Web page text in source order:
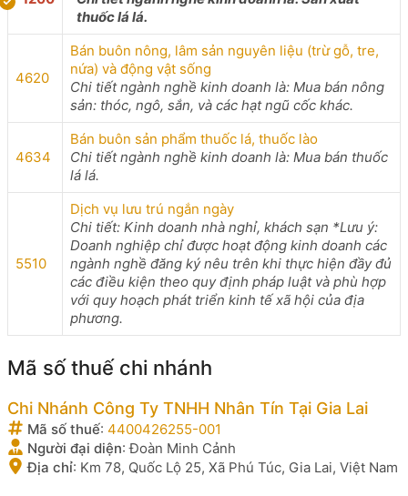
thuốc lá lá.
4620
Bán buôn nông, lâm sản nguyên liệu (trừ gỗ, tre,
nứa) và động vật sống
Chi tiết ngành nghề kinh doanh là: Mua bán nông
sản: thóc, ngô, sắn, và các hạt ngũ cốc khác.
4634
Bán buôn sản phẩm thuốc lá, thuốc lào
Chi tiết ngành nghề kinh doanh là: Mua bán thuốc
lá lá.
5510
Dịch vụ lưu trú ngắn ngày
Chi tiết: Kinh doanh nhà nghỉ, khách sạn *Lưu ý:
Doanh nghiệp chỉ được hoạt động kinh doanh các
ngành nghề đăng ký nêu trên khi thực hiện đầy đủ
các điều kiện theo quy định pháp luật và phù hợp
với quy hoạch phát triển kinh tế xã hội của địa
phương.
Mã số thuế chi nhánh
Chi Nhánh Công Ty TNHH Nhân Tín Tại Gia Lai
Mã số thuế: 4400426255-001
Người đại diện:Đoàn Minh Cảnh
Địa chỉ: Km 78, Quốc Lộ 25, Xã Phú Túc, Gia Lai, Việt Nam